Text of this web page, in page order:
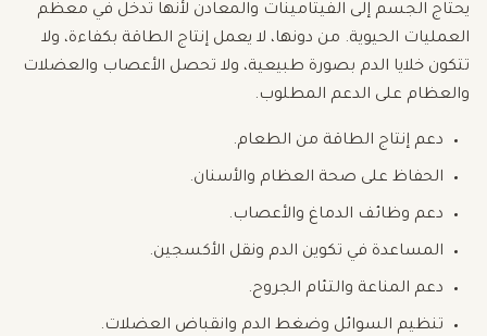
يحتاج الجسم إلى الفيتامينات والمعادن لأنها تدخل في معظم
العمليات الحيوية. من دونها، لا يعمل إنتاج الطاقة بكفاءة، ولا
تتكون خلايا الدم بصورة طبيعية، ولا تحصل الأعصاب والعضلات
والعظام على الدعم المطلوب.
دعم إنتاج الطاقة من الطعام.
الحفاظ على صحة العظام والأسنان.
دعم وظائف الدماغ والأعصاب.
المساعدة في تكوين الدم ونقل الأكسجين.
دعم المناعة والتئام الجروح.
تنظيم السوائل وضغط الدم وانقباض العضلات.